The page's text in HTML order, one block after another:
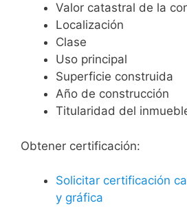
Valor catastral de la
Localización
Clase
Uso principal
Superficie construida
Año de construcción
Titularidad del
Obtener certificación:
Solicitar certificación
y gráfica